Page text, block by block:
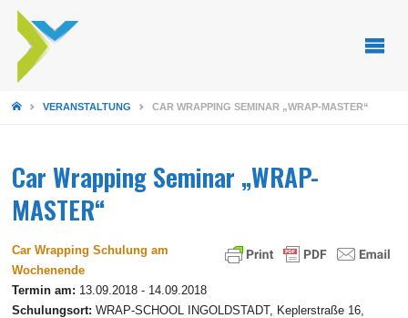
STARTSEITE
VERANSTALTUNG CAR WRAPPING SEMINAR „WRAP-MASTER“
Car Wrapping Seminar „WRAP-
MASTER“
Car Wrapping Schulung am
Wochenende
Termin am: 13.09.2018 - 14.09.2018
Schulungsort: WRAP-SCHOOL INGOLDSTADT, Keplerstraße 16,